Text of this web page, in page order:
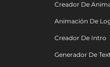
Creador De
Animación De
Creador De Intro
Generador De